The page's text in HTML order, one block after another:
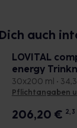
auch
LOVITAL
energy
30x200 ml •
Pflichtangaben
206,20 € 2, 3